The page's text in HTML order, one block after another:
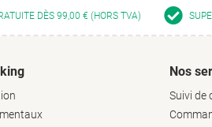
DÈS 99,00 € (HORS TVA)
Nos
Suivi de